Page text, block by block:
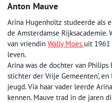
Anton Mauve
Arina Hugenholtz studeerde als
de Amsterdamse
van vriendin Wally Moes uit 1961
leven.
Arina was de dochter van Philips
stichter der Vrije Gemeenten’,
jeugd. Via haar vader leerde
kennen. Mauve trad in de jaren